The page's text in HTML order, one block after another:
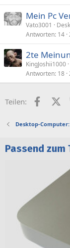
Mein Pc
Vato3001
Antworten 14
2te
KingJoshii1000
Antworten 18
Teilen:
Desktop-
Passend zum